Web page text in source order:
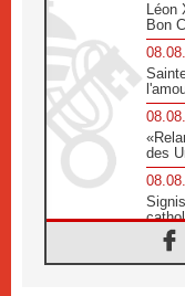
Léon
Bon
des
Au